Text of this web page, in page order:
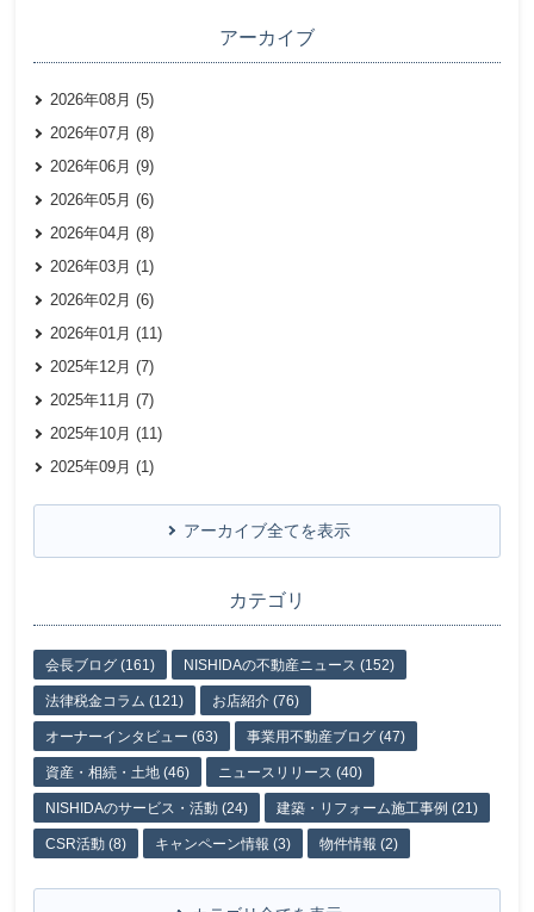
アーカイブ
2026年08月 (5)
2026年07月 (8)
2026年06月 (9)
2026年05月 (6)
2026年04月 (8)
2026年03月 (1)
2026年02月 (6)
2026年01月 (11)
2025年12月 (7)
2025年11月 (7)
2025年10月 (11)
2025年09月 (1)
アーカイブ全てを表示
カテゴリ
会長ブログ (161) NISHIDAの不動産ニュース (152)
法律税金コラム (121) お店紹介 (76)
オーナーインタビュー (63) 事業用不動産ブログ (47)
資産・相続・土地 (46) ニュースリリース (40)
NISHIDAのサービス・活動 (24) 建築・リフォーム施工事例 (21)
CSR活動 (8) キャンペーン情報 (3) 物件情報 (2)